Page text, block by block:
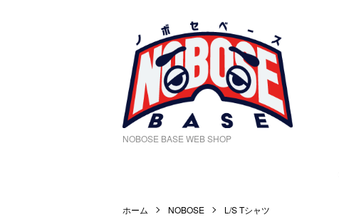
NOBOSE BASE WEB SHOP
ホーム NOBOSE L/S Tシャツ